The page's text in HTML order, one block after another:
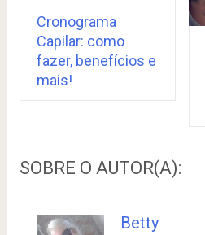
Cronograma
Capilar: como
fazer, benefícios e
mais!
SOBRE O AUTOR(A):
Betty